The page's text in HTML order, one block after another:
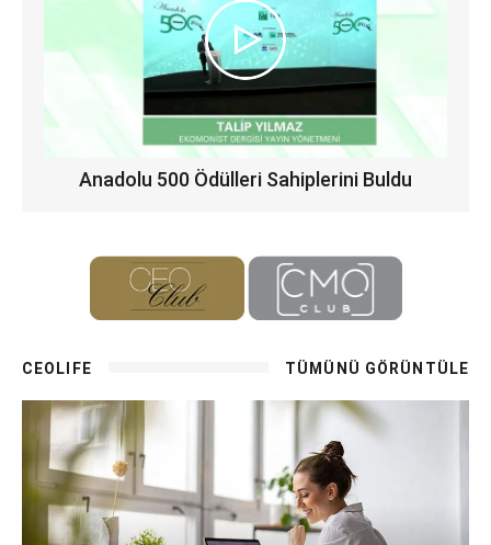
Anadolu 500 Ödülleri Sahiplerini Buldu
CEOLIFE TÜMÜNÜ GÖRÜNTÜLE